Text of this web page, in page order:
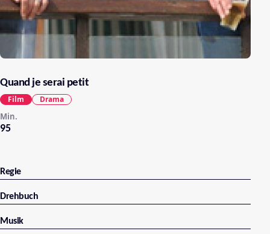
Quand je serai petit
95
Min.
Film Drama
Regie
Drehbuch
Musik